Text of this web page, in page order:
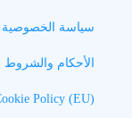
سياسة الخصوصية
الأحكام والشروط
Policy (EU)